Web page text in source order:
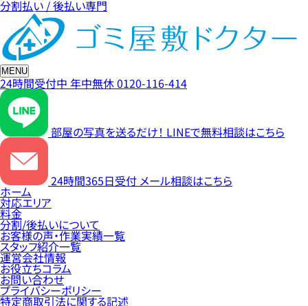
分割払い / 後払い専門
MENU
24時間受付中 年中無休0120-116-414
部屋の写真を送るだけ！ LINEで無料相談はこちら
24時間365日受付 メール相談はこちら
ホーム
対応エリア
料金
分割/後払いについて
お客様の声・作業実績一覧
スタッフ紹介一覧
運営会社情報
お役立ちコラム
お問い合わせ
プライバシーポリシー
特定商取引法に関する記述